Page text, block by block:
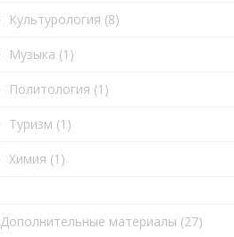
Культурология (8)
Музыка (1)
Политология (1)
Туризм (1)
Химия (1)
Дополнительные материалы (27)